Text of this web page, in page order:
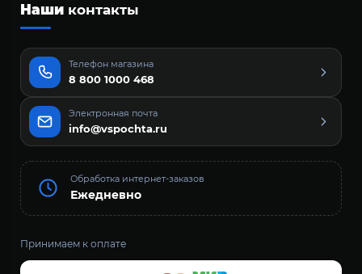
Наши контакты
Телефон магазина
8 800 1000 468
Электронная почта
info@vspochta.ru
Обработка интернет-заказов
Ежедневно
Принимаем к оплате